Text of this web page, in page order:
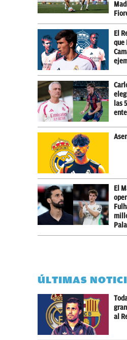
El
que
las
El
ÚLTIMAS
al